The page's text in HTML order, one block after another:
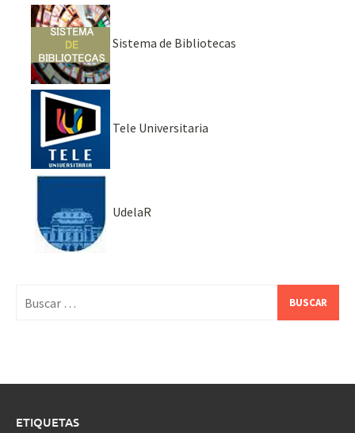
Sistema de Bibliotecas
Tele Universitaria
UdelaR
ETIQUETAS